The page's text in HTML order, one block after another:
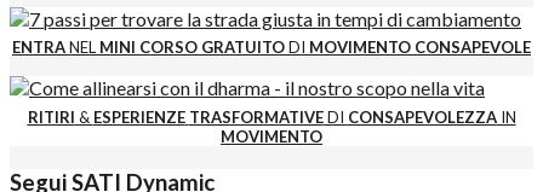
ENTRANEL MINI CORSO GRATUITODI MOVIMENTO CONSAPEVOLE
RITIRI & ESPERIENZE TRASFORMATIVEDI CONSAPEVOLEZZAIN
MOVIMENTO
Segui SATI Dynamic